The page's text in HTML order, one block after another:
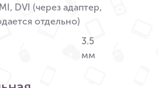
DVI (через адаптер,
отдельно)
3.5
мм